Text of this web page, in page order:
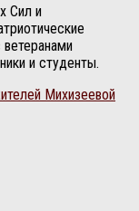
Сил и
и студенты.
Михизеевой